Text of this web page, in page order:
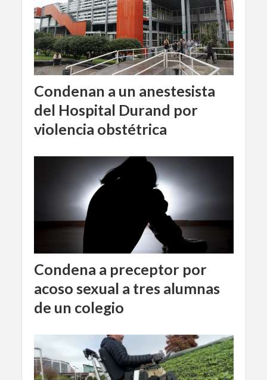
Condenan a un anestesista
del Hospital Durand por
violencia obstétrica
Condena a preceptor por
acoso sexual a tres alumnas
de un colegio